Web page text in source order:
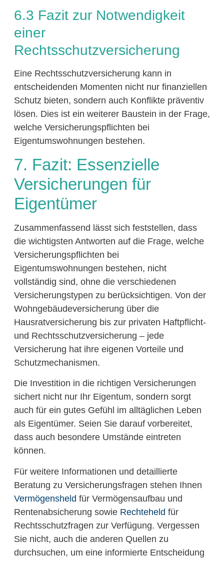
6.3 Fazit zur Notwendigkeit
einer
Rechtsschutzversicherung
Eine Rechtsschutzversicherung kann in
entscheidenden Momenten nicht nur finanziellen
Schutz bieten, sondern auch Konflikte präventiv
lösen. Dies ist ein weiterer Baustein in der Frage,
welche Versicherungspflichten bei
Eigentumswohnungen bestehen.
7. Fazit: Essenzielle
Versicherungen für
Eigentümer
Zusammenfassend lässt sich feststellen, dass
die wichtigsten Antworten auf die Frage, welche
Versicherungspflichten bei
Eigentumswohnungen bestehen, nicht
vollständig sind, ohne die verschiedenen
Versicherungstypen zu berücksichtigen. Von der
Wohngebäudeversicherung über die
Hausratversicherung bis zur privaten Haftpflicht-
und Rechtsschutzversicherung – jede
Versicherung hat ihre eigenen Vorteile und
Schutzmechanismen.
Die Investition in die richtigen Versicherungen
sichert nicht nur Ihr Eigentum, sondern sorgt
auch für ein gutes Gefühl im alltäglichen Leben
als Eigentümer. Seien Sie darauf vorbereitet,
dass auch besondere Umstände eintreten
können.
Für weitere Informationen und detaillierte
Beratung zu Versicherungsfragen stehen Ihnen
Vermögensheld für Vermögensaufbau und
Rentenabsicherung sowie Rechteheld für
Rechtsschutzfragen zur Verfügung. Vergessen
Sie nicht, auch die anderen Quellen zu
durchsuchen, um eine informierte Entscheidung